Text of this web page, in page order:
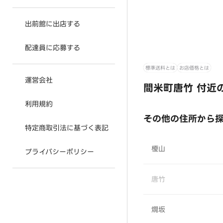
出前館に出店する
配達員に応募する
運営会社
利用規約
特定商取引法に基づく表記
プライバシーポリシー
標準送料とは お店価格とは
間米町唐竹 付近
その他の住所から
榎山
唐竹
燗坂